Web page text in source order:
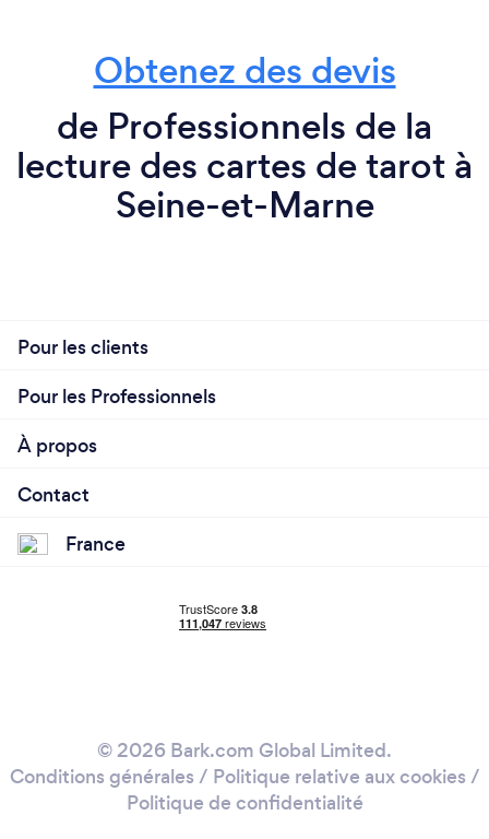
Obtenez des devis
de Professionnels de la
lecture des cartes de tarot à
Seine-et-Marne
Pour les clients
Pour les Professionnels
À propos
Contact
France
© 2026 Bark.com Global Limited.
Conditions générales / Politique relative aux cookies /
Politique de confidentialité